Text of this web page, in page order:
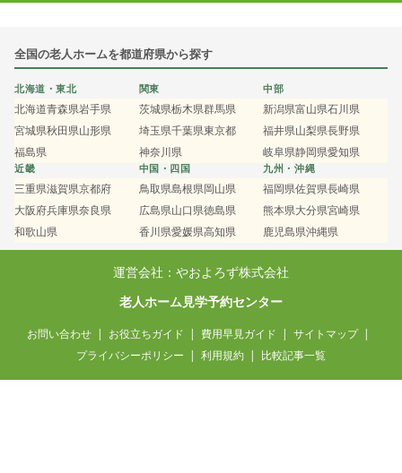
全国の老人ホームを都道府県から探す
北海道・東北
北海道青森県岩手県
宮城県秋田県山形県
福島県
関東
茨城県栃木県群馬県
埼玉県千葉県東京都
神奈川県
中部
新潟県富山県石川県
福井県山梨県長野県
岐阜県静岡県愛知県
近畿
三重県滋賀県京都府
大阪府兵庫県奈良県
和歌山県
中国・四国
鳥取県島根県岡山県
広島県山口県徳島県
香川県愛媛県高知県
九州・沖縄
福岡県佐賀県長崎県
熊本県大分県宮崎県
鹿児島県沖縄県
運営会社：やおよろず株式会社
老人ホーム見学予約センター
お問い合わせ お役立ちガイド 費用早見ガイド
サイトマップ
プライバシーポリシー
利用規約 比較記事一覧